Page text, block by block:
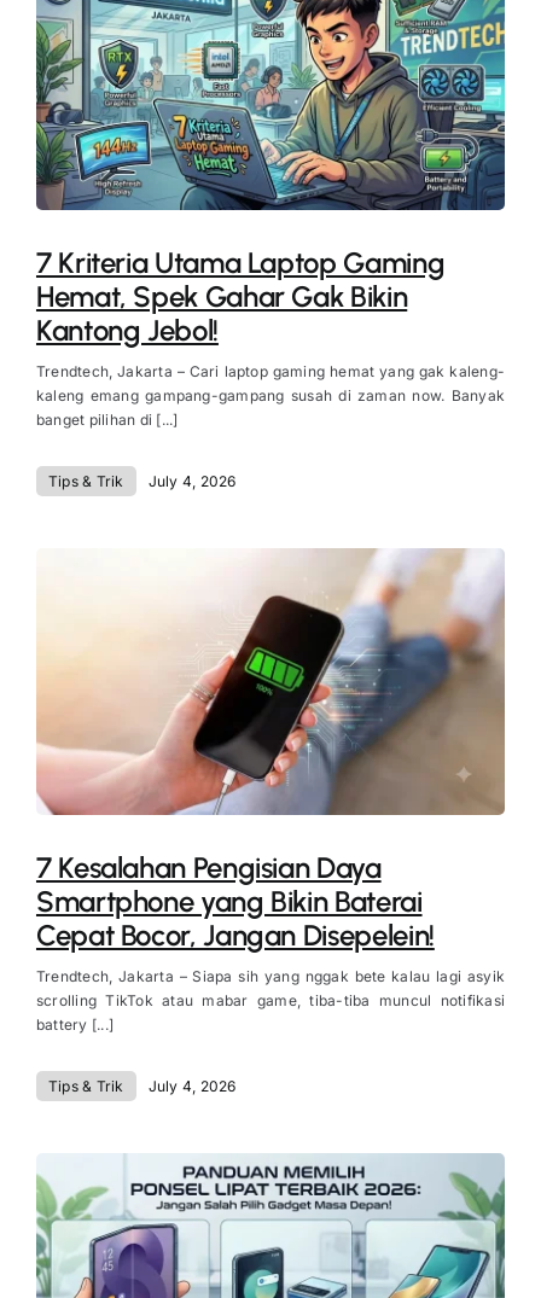
7 Kriteria Utama Laptop Gaming
Hemat, Spek Gahar Gak Bikin
Kantong Jebol!
Trendtech, Jakarta – Cari laptop gaming hemat yang gak kaleng-
kaleng emang gampang-gampang susah di zaman now. Banyak
banget pilihan di [...]
Tips & Trik July 4, 2026
7 Kesalahan Pengisian Daya
Smartphone yang Bikin Baterai
Cepat Bocor, Jangan Disepelein!
Trendtech, Jakarta – Siapa sih yang nggak bete kalau lagi asyik
scrolling TikTok atau mabar game, tiba-tiba muncul notifikasi
battery [...]
Tips & Trik July 4, 2026